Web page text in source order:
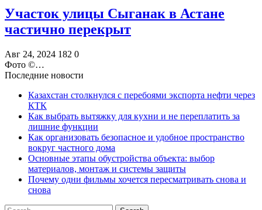
Участок улицы Сыганак в Астане
частично перекрыт
Авг 24, 2024 182 0
Фото ©️…
Последние новости
Казахстан столкнулся с перебоями экспорта нефти через
КТК
Как выбрать вытяжку для кухни и не переплатить за
лишние функции
Как организовать безопасное и удобное пространство
вокруг частного дома
Основные этапы обустройства объекта: выбор
материалов, монтаж и системы защиты
Почему одни фильмы хочется пересматривать снова и
снова